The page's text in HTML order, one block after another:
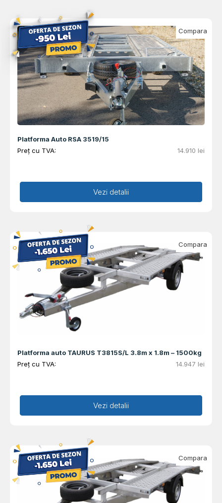
Platforma Auto RSA 3519/15
Preț cu TVA:
14.910 lei
Adaugă în coș
Vezi detalii
Compara
Platforma auto TAURUS T3815S/L 3.8m x 1.8m – 1500kg
Preț cu TVA:
14.947 lei
Adaugă în coș
Vezi detalii
Compara
Compara